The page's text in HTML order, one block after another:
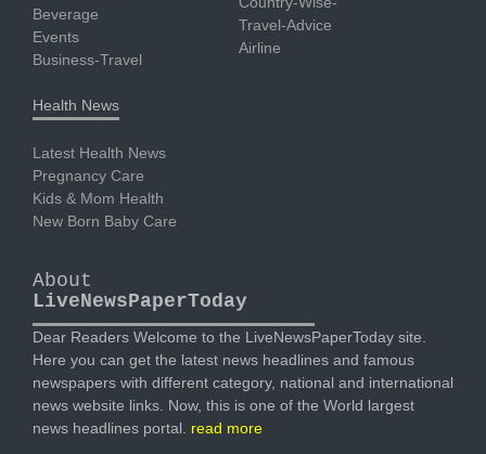
Beverage
Events
Business-Travel
Travel-Advice
Airline
Health News
Latest Health News
Pregnancy Care
Kids & Mom Health
New Born Baby Care
About
LiveNewsPaperToday
Dear Readers Welcome to the LiveNewsPaperToday site.
Here you can get the latest news headlines and famous
newspapers with different category, national and international
news website links. Now, this is one of the World largest
news headlines portal. read more